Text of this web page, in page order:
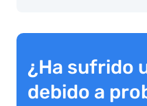
¿Ha sufrido
debido a